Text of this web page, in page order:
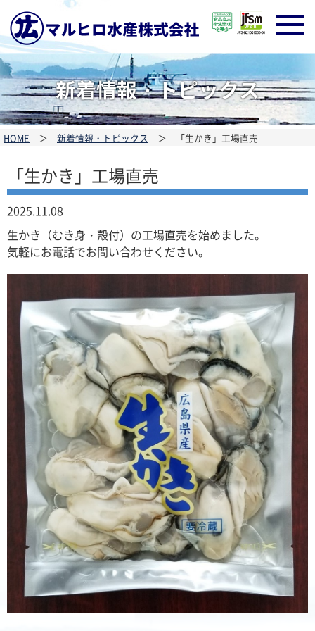
新着情報・トピックス
HOME ＞ 新着情報・トピックス ＞ 「生かき」工場直売
「生かき」工場直売
2025.11.08
生かき（むき身・殻付）の工場直売を始めました。
気軽にお電話でお問い合わせください。